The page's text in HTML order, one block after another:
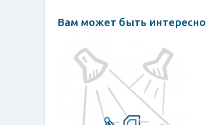
Вам может быть интересно